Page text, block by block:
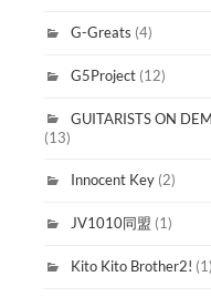
G-Greats (4)
G5Project (12)
GUITARISTS ON
(13)
Innocent Key (2)
JV1010同盟 (1)
Kito Kito Brother2! (1)